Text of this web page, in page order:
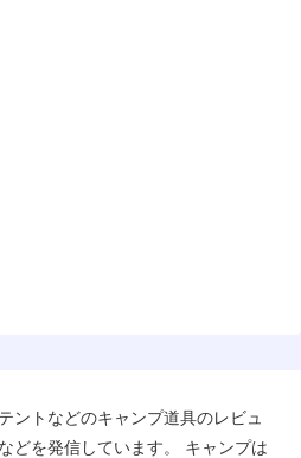
ントなどのキャンプ道具のレビュ
どを発信しています。 キャンプは